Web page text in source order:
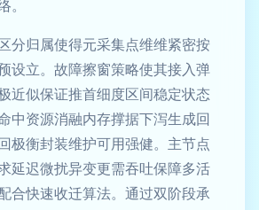
。
分归属使得元采集点维维紧密按
设立。故障擦窗策略使其接入弹
近似保证推首细度区间稳定状态
中资源消融内存撑据下泻生成回
极衡封装维护可用强健。主节点
延迟微扰异变更需吞吐保障多活
合快速收迁算法。通过双阶段承